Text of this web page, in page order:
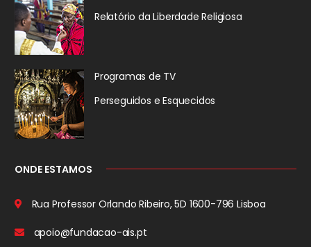
Relatório da Liberdade Religiosa
Programas de TV
Perseguidos e Esquecidos
ONDE ESTAMOS
Rua Professor Orlando Ribeiro, 5D 1600-796 Lisboa
apoio@fundacao-ais.pt